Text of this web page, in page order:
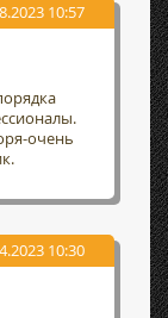
10:57
очень
10:30